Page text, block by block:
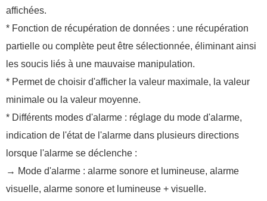
affichées.
* Fonction de récupération de données : une récupération
partielle ou complète peut être sélectionnée, éliminant ainsi
les soucis liés à une mauvaise manipulation.
* Permet de choisir d'afficher la valeur maximale, la valeur
minimale ou la valeur moyenne.
* Différents modes d'alarme : réglage du mode d'alarme,
indication de l'état de l'alarme dans plusieurs directions
lorsque l'alarme se déclenche :
→ Mode d'alarme : alarme sonore et lumineuse, alarme
visuelle, alarme sonore et lumineuse + visuelle.